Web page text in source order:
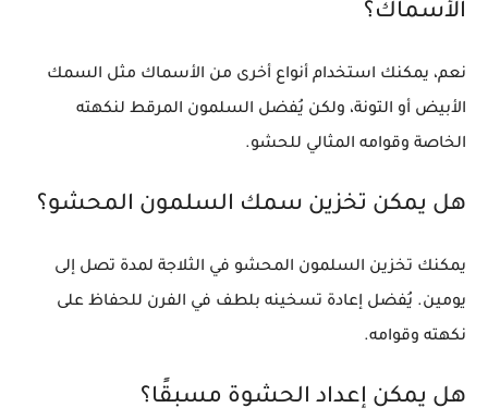
الأسماك؟
نعم، يمكنك استخدام أنواع أخرى من الأسماك مثل السمك
الأبيض أو التونة، ولكن يُفضل السلمون المرقط لنكهته
الخاصة وقوامه المثالي للحشو.
هل يمكن تخزين سمك السلمون المحشو؟
يمكنك تخزين السلمون المحشو في الثلاجة لمدة تصل إلى
يومين. يُفضل إعادة تسخينه بلطف في الفرن للحفاظ على
نكهته وقوامه.
هل يمكن إعداد الحشوة مسبقًا؟